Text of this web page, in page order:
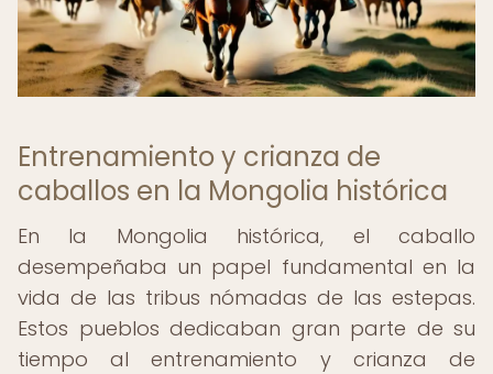
Entrenamiento y crianza de
caballos en la Mongolia histórica
En la Mongolia histórica, el caballo
desempeñaba un papel fundamental en la
vida de las tribus nómadas de las estepas.
Estos pueblos dedicaban gran parte de su
tiempo al entrenamiento y crianza de